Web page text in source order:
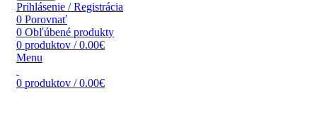
Prihlásenie / Registrácia
0 Porovnať
0 Obľúbené produkty
0 produktov / 0.00€
Menu
0 produktov / 0.00€